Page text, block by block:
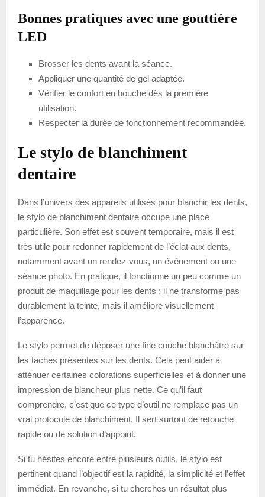
Bonnes pratiques avec une gouttière
LED
Brosser les dents avant la séance.
Appliquer une quantité de gel adaptée.
Vérifier le confort en bouche dès la première
utilisation.
Respecter la durée de fonctionnement recommandée.
Le stylo de blanchiment
dentaire
Dans l’univers des appareils utilisés pour blanchir les dents,
le stylo de blanchiment dentaire occupe une place
particulière. Son effet est souvent temporaire, mais il est
très utile pour redonner rapidement de l’éclat aux dents,
notamment avant un rendez-vous, un événement ou une
séance photo. En pratique, il fonctionne un peu comme un
produit de maquillage pour les dents : il ne transforme pas
durablement la teinte, mais il améliore visuellement
l’apparence.
Le stylo permet de déposer une fine couche blanchâtre sur
les taches présentes sur les dents. Cela peut aider à
atténuer certaines colorations superficielles et à donner une
impression de blancheur plus nette. Ce qu’il faut
comprendre, c’est que ce type d’outil ne remplace pas un
vrai protocole de blanchiment. Il sert surtout de retouche
rapide ou de solution d’appoint.
Si tu hésites encore entre plusieurs outils, le stylo est
pertinent quand l’objectif est la rapidité, la simplicité et l’effet
immédiat. En revanche, si tu cherches un résultat plus